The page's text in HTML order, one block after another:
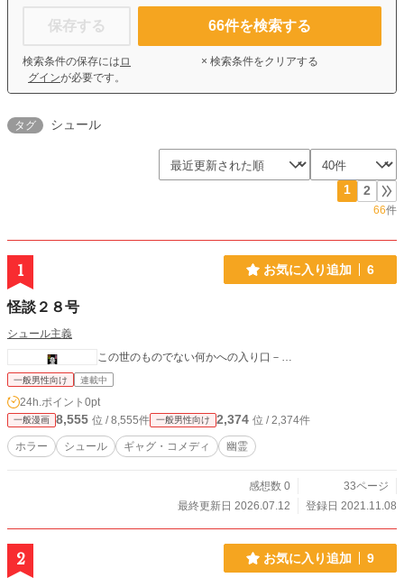
保存する
検索条件の保存には ロ
グインが必要です。
66件を検索する
× 検索条件をクリアする
タグ シュール
1 2
66件
1 お気に入り追加 6
怪談２８号
シュール主義
この世のものでない何かへの入り口－…
一般男性向け 連載中
24h.ポイント 0pt
一般漫画 8,555 位 / 8,555件 一般男性向け 2,374 位 / 2,374件
ホラー シュール ギャグ・コメディ 幽霊
感想数 0
33ページ
最終更新日 2026.07.12
登録日 2021.11.08
2 お気に入り追加 9